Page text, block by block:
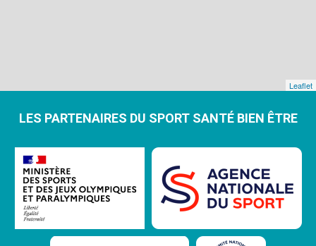
Leaflet
LES PARTENAIRES DU SPORT SANTÉ BIEN ÊTRE